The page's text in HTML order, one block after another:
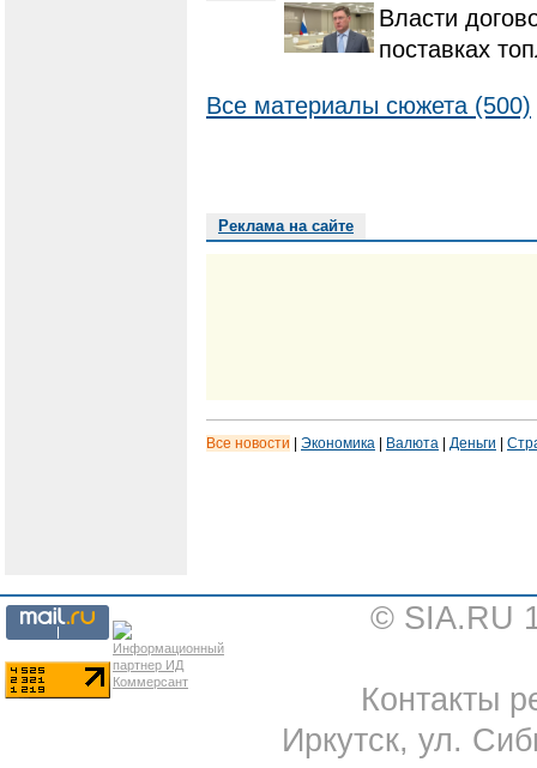
Власти
поставках
Все материалы сюжета (500)
Реклама на сайте
Все новости Экономика Валюта Деньги
© SIA.RU
Контакты
Иркутск, ул.